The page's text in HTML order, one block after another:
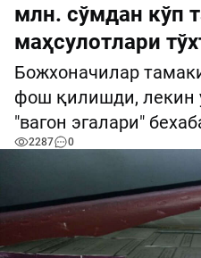
млн. сўмдан кўп
маҳсулотлари
Божхоначилар
фош қилишди, лекин
"вагон эгалари"
2287 0